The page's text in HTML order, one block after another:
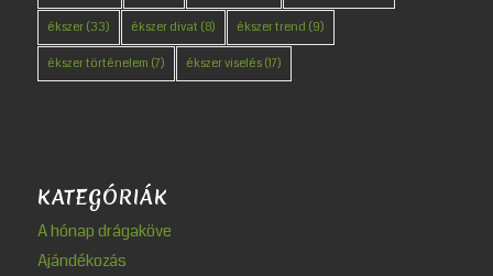
ékszer(33) ékszer divat (8) ékszer trend (9)
ékszer történelem (7) ékszer viselés(17)
KATEGÓRIÁK
A hónap drágaköve
Ajándékozás